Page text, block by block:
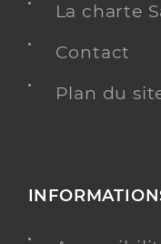
La charte
Contact
Plan du